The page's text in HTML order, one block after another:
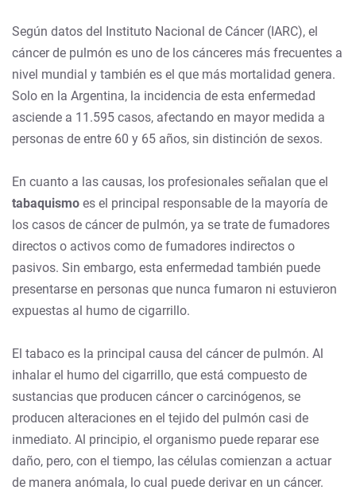
Según datos del Instituto Nacional de Cáncer (IARC), el
cáncer de pulmón es uno de los cánceres más frecuentes a
nivel mundial y también es el que más mortalidad genera.
Solo en la Argentina, la incidencia de esta enfermedad
asciende a 11.595 casos, afectando en mayor medida a
personas de entre 60 y 65 años, sin distinción de sexos.
En cuanto a las causas, los profesionales señalan que el
tabaquismo es el principal responsable de la mayoría de
los casos de cáncer de pulmón, ya se trate de fumadores
directos o activos como de fumadores indirectos o
pasivos. Sin embargo, esta enfermedad también puede
presentarse en personas que nunca fumaron ni estuvieron
expuestas al humo de cigarrillo.
El tabaco es la principal causa del cáncer de pulmón. Al
inhalar el humo del cigarrillo, que está compuesto de
sustancias que producen cáncer o carcinógenos, se
producen alteraciones en el tejido del pulmón casi de
inmediato. Al principio, el organismo puede reparar ese
daño, pero, con el tiempo, las células comienzan a actuar
de manera anómala, lo cual puede derivar en un cáncer.